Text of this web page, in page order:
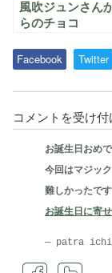
風吹ジュンさん
らのチョコ
Facebook Twitter
合
亡
コメントを受け
お誕生日おめ
今回はマジッ
難しかったで
お誕生日に寄
— patra